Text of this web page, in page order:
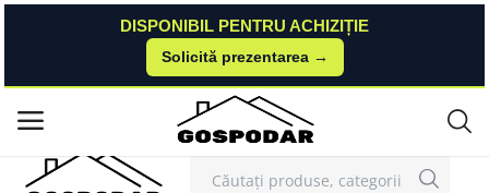
DISPONIBIL PENTRU ACHIZIȚIE
Solicită prezentarea →
Contact Autentificare Înregistrare
DISPONIBIL PENTRU ACHIZIȚIE
Solicită prezentarea →
Meniu principal
Categorii